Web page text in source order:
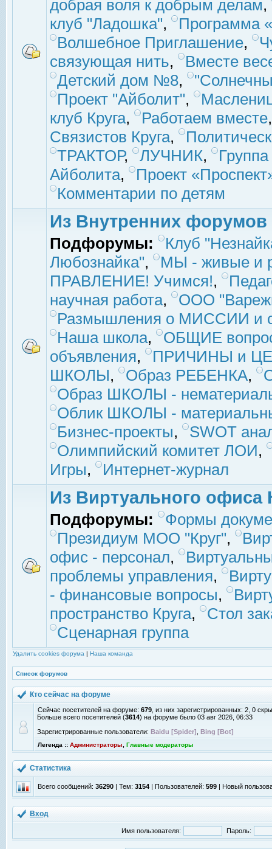
добрая воля к добрым делам,
клуб "Ладошка",
Программа
Волшебное Приглашение,
связующая нить,
Вместе
Детский дом №8,
Проект "Айболит",
клуб Круга, Работаем вместе
Связистов Круга,
ТРАКТОР, ЛУЧНИК,
Айболита,
Проект
Комментарии по детям
Из Внутренних форумов
Подфорумы:
Клуб
Любознайка",
МЫ - живые и
ПРАВЛЕНИЕ! Учимся!,
научная работа,
ООО
Размышления о МИССИИ и
Наша школа,
ОБЩИЕ
объявления,
ПРИЧИНЫ и
ШКОЛЫ, Образ РЕБЕНКА,
Образ ШКОЛЫ -
Облик ШКОЛЫ -
Бизнес-проекты,
SWOT
Олимпийский комитет ЛОИ,
Игры, Интернет-журнал
Из Виртуального офиса
Подфорумы:
Формы
Президиум МОО "Круг",
офис - персонал,
проблемы управления,
- финансовые вопросы,
пространство Круга,
Стол
Сценарная группа
Удалить cookies форума | Наша команда
Список форумов
Кто сейчас на форуме
Сейчас посетителей на форуме: 679 , из них зарегистрированных: 2, 0
Больше всего посетителей (3614) на форуме было 03 авг 2026, 06:33
Зарегистрированные пользователи: Baidu [Spider] Bing [Bot]
Легенда :: Администраторы Главные модераторы
Статистика
Всего сообщений: 36290 | Тем: 3154 | Пользователей: 599 | Новый
Вход
Имя пользователя: Пароль: